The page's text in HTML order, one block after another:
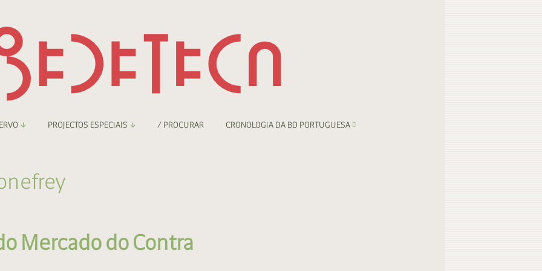
Comicarte
Digital
PROJECTOS ESPECIAIS
Recortes
/ PROCURAR CRONOLOGIA DA BD PORTUGUESA
Mercado do Contra